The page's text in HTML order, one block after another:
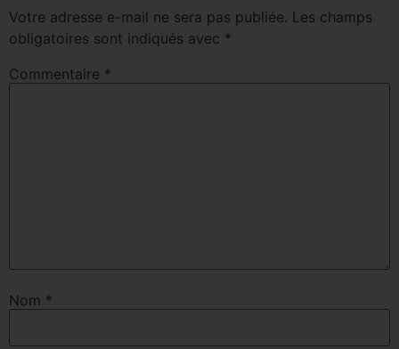
Votre adresse e-mail ne sera pas publiée. Les champs
obligatoires sont indiqués avec *
Commentaire *
Nom *